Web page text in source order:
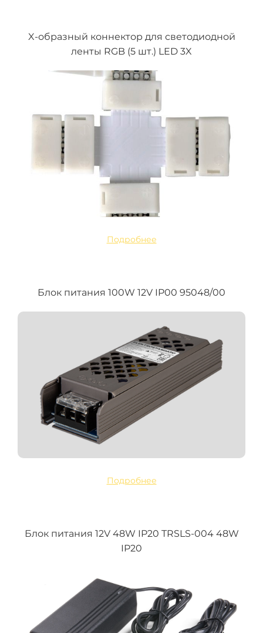
X-образный коннектор для светодиодной
ленты RGB (5 шт.) LED 3X
Подробнее
Блок питания 100W 12V IP00 95048/00
Подробнее
Блок питания 12V 48W IP20 TRSLS-004 48W
IP20